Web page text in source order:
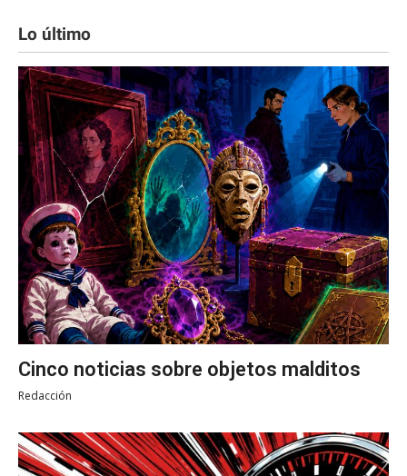
Lo último
Cinco noticias sobre objetos malditos
Redacción